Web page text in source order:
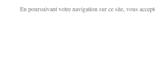
En poursuivant votre navigation sur ce site, vous